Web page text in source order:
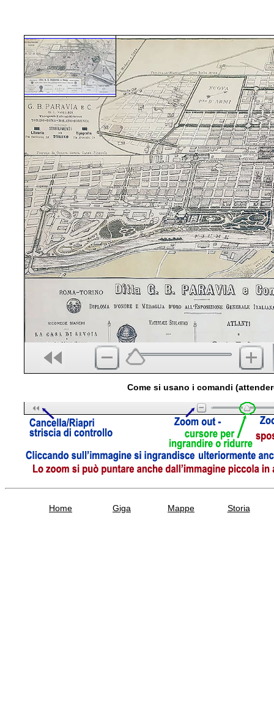
Come si usano i comandi
Home Giga Mappe Storia